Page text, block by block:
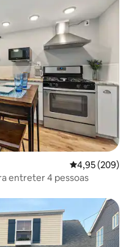
4,95 de uma
4,95 (209)
entreter 4 pessoas
hóspedes